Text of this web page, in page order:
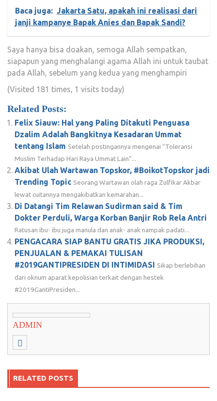
Baca juga: Jakarta Satu, apakah ini realisasi dari
janji kampanye Bapak Anies dan Bapak Sandi?
Saya hanya bisa doakan, semoga Allah sempatkan,
siapapun yang menghalangi agama Allah ini untuk taubat
pada Allah, sebelum yang kedua yang menghampiri
(Visited 181 times, 1 visits today)
Related Posts:
Felix Siauw: Hal yang Paling Ditakuti Penguasa
Dzalim Adalah Bangkitnya Kesadaran Ummat
tentang Islam Setelah postingannya mengenai “Toleransi
Muslim Terhadap Hari Raya Ummat Lain”...
Akibat Ulah Wartawan Topskor, #BoikotTopskor jadi
Trending Topic Seorang Wartawan olah raga Zulfikar Akbar
lewat cuitannya mengakibatkan kemarahan...
Di Datangi Tim Relawan Sudirman said & Tim
Dokter Perduli, Warga Korban Banjir Rob Rela Antri
Ratusan ibu- ibu juga manula dan anak- anak nampak padati...
PENGACARA SIAP BANTU GRATIS JIKA PRODUKSI,
PENJUALAN & PEMAKAI TULISAN
#2019GANTIPRESIDEN DI INTIMIDASI Sikap berlebihan
dari oknum aparat kepolisian terkait dengan hestek
#2019GantiPresiden...
ADMIN
RELATED POSTS